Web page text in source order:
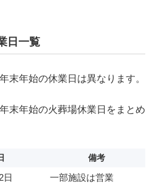
日一覧
末年始の休業日は異なります。
末年始の火葬場休業日をまとめ
備考
日
一部施設は営業